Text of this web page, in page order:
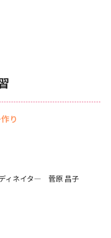
り
ィネイタ― 菅原 昌子